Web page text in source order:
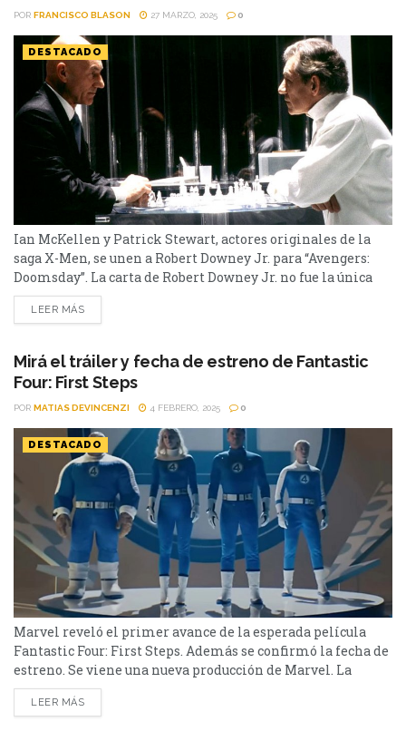
POR FRANCISCO BLASON 27 MARZO, 2025 0
DESTACADO
Ian McKellen y Patrick Stewart, actores originales de la
saga X-Men, se unen a Robert Downey Jr. para “Avengers:
Doomsday”. La carta de Robert Downey Jr. no fue la única
que Marvel tenía bajo la manga para que Avengers:
Doomsday sea un éxito rotundo en la taquilla. La nueva
Stewart, que...
LEER MÁS
Mirá el tráiler y fecha de estreno de Fantastic
Four: First Steps
POR MATIAS DEVINCENZI 4 FEBRERO, 2025 0
DESTACADO
Marvel reveló el primer avance de la esperada película
Fantastic Four: First Steps. Además se confirmó la fecha de
estreno. Se viene una nueva producción de Marvel. La
misma será Fantastic Four: First Steps, con Pedro Pascal
como el encargado de dar vida a Reed Richards/Mr.
LEER MÁS